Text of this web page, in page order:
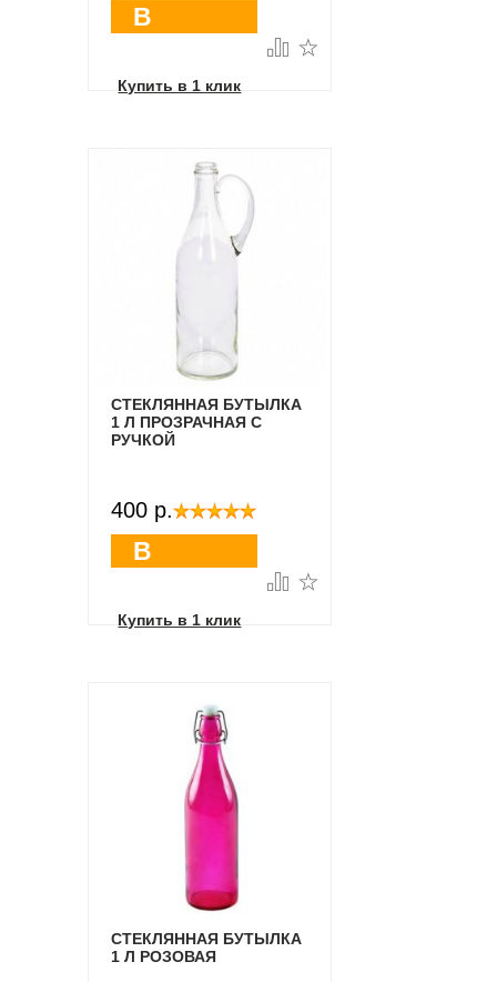
В
Купить в 1 клик
СТЕКЛЯННАЯ БУТЫЛКА
1 Л ПРОЗРАЧНАЯ С
РУЧКОЙ
400 p.
В
Купить в 1 клик
СТЕКЛЯННАЯ БУТЫЛКА
1 Л РОЗОВАЯ